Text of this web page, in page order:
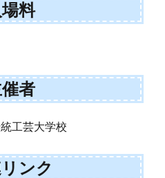
場料
者
工芸大学校
ンク